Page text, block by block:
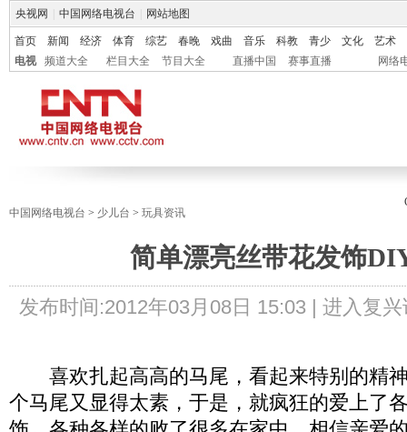
央视网 中国网络电视台 网站地图
首页 新闻 经济 体育 综艺 春晚 戏曲 音乐 科教 青少 文化
艺术
电视
频道大全 栏目大全 节目大全 直播中国 赛事直播 网络
中国网络电视台 > 少儿台 > 玩具资讯
简单漂亮丝带花发饰
发布时间:2012年03月08日 15:03 | 进入复兴
喜欢扎起高高的马尾，看起来特别的精
个马尾又显得太素，于是，就疯狂的爱上了